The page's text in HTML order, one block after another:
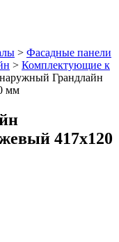
> Фасадные панели
> Комплектующие к
Грандлайн
мм
417х120